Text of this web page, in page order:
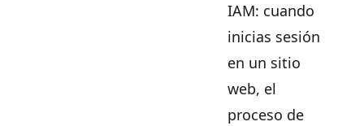
IAM: cuando
inicias sesión
en un sitio
web, el
proceso de